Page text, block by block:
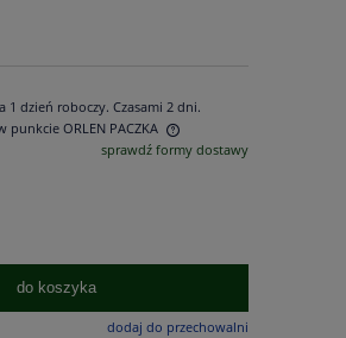
1 dzień roboczy. Czasami 2 dni.
punkcie ORLEN PACZKA
sprawdź formy dostawy
do koszyka
dodaj do przechowalni